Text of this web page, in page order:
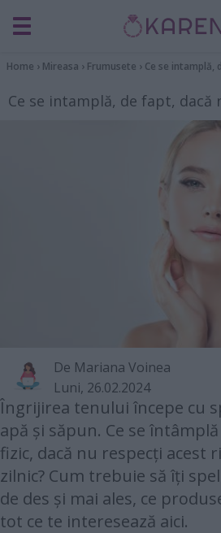
Home › Mireasa › Frumusete › Ce se intamplă,
Ce se intamplă, de fapt, dacă
De Mariana Voinea
Luni, 26.02.2024
Îngrijirea tenului începe cu
apă și săpun. Ce se
fizic, dacă nu respecți acest
zilnic? Cum trebuie să îți
de des și mai ales, ce
tot ce te interesează aici.